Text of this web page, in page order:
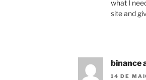
what I
site and
binance
14 DE